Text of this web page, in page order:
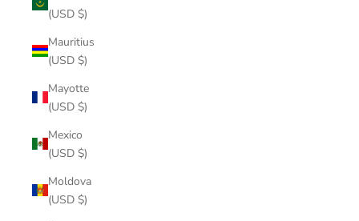
(USD $)
Mauritius
(USD $)
Mayotte
(USD $)
Mexico
(USD $)
Moldova
(USD $)